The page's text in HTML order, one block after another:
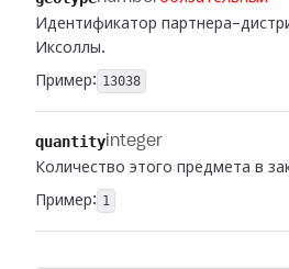
Идентификатор партнера-
Иксоллы.
Пример: 13038
quantity integer
Количество этого предмета в
Пример: 1